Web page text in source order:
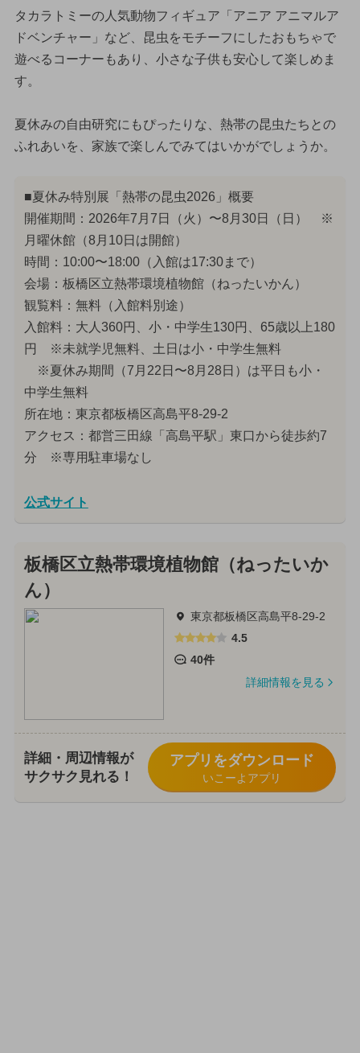
タカラトミーの人気動物フィギュア「アニア アニマルア
ドベンチャー」など、昆虫をモチーフにしたおもちゃで
遊べるコーナーもあり、小さな子供も安心して楽しめま
す。
夏休みの自由研究にもぴったりな、熱帯の昆虫たちとの
ふれあいを、家族で楽しんでみてはいかがでしょうか。
■夏休み特別展「熱帯の昆虫2026」概要
開催期間：2026年7月7日（火）〜8月30日（日） ※
月曜休館（8月10日は開館）
時間：10:00〜18:00（入館は17:30まで）
会場：板橋区立熱帯環境植物館（ねったいかん）
観覧料：無料（入館料別途）
入館料：大人360円、小・中学生130円、65歳以上180
円 ※未就学児無料、土日は小・中学生無料
※夏休み期間（7月22日〜8月28日）は平日も小・
中学生無料
所在地：東京都板橋区高島平8-29-2
アクセス：都営三田線「高島平駅」東口から徒歩約7
分 ※専用駐車場なし
公式サイト
板橋区立熱帯環境植物館（ねったいか
ん）
東京都板橋区高島平8-29-2
4.5
40件
詳細情報を見る
詳細・周辺情報が
サクサク見れる！
アプリをダウンロード
いこーよアプリ